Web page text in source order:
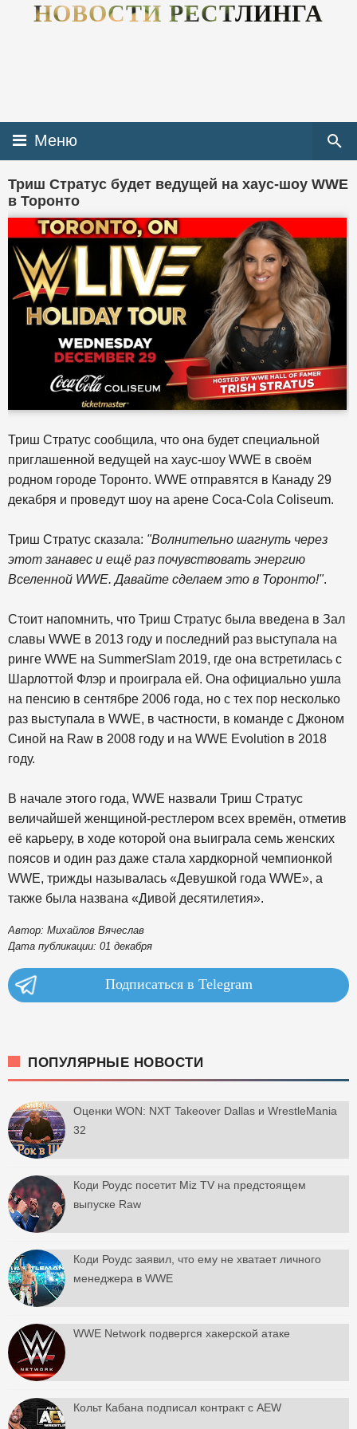
НОВОСТИ РЕСТЛИНГА
Меню
Триш Стратус будет ведущей на хаус-шоу WWE
в Торонто
Триш Стратус сообщила, что она будет специальной
приглашенной ведущей на хаус-шоу WWE в своём
родном городе Торонто. WWE отправятся в Канаду 29
декабря и проведут шоу на арене Coca-Cola Coliseum.
Триш Стратус сказала: "Волнительно шагнуть через
этот занавес и ещё раз почувствовать энергию
Вселенной WWE. Давайте сделаем это в Торонто!".
Стоит напомнить, что Триш Стратус была введена в Зал
славы WWE в 2013 году и последний раз выступала на
ринге WWE на SummerSlam 2019, где она встретилась с
Шарлоттой Флэр и проиграла ей. Она официально ушла
на пенсию в сентябре 2006 года, но с тех пор несколько
раз выступала в WWE, в частности, в команде с Джоном
Синой на Raw в 2008 году и на WWE Evolution в 2018
году.
В начале этого года, WWE назвали Триш Стратус
величайшей женщиной-рестлером всех времён, отметив
её карьеру, в ходе которой она выиграла семь женских
поясов и один раз даже стала хардкорной чемпионкой
WWE, трижды называлась «Девушкой года WWE», а
также была названа «Дивой десятилетия».
Автор: Михайлов Вячеслав
Дата публикации: 01 декабря
Подписаться в Telegram
ПОПУЛЯРНЫЕ НОВОСТИ
Оценки WON: NXT Takeover Dallas и WrestleMania
32
Коди Роудс посетит Miz TV на предстоящем
выпуске Raw
Коди Роудс заявил, что ему не хватает личного
менеджера в WWE
WWE Network подвергся хакерской атаке
Кольт Кабана подписал контракт с AEW